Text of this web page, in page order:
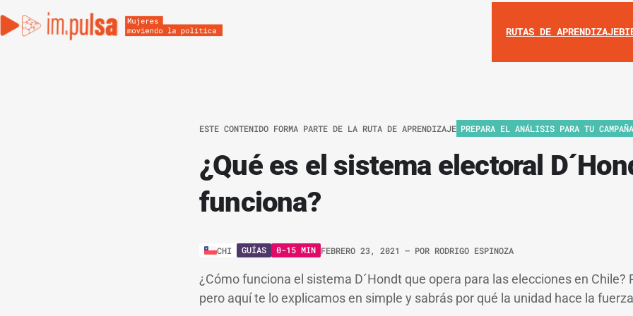
RUTAS DE APRENDIZAJE
ESTE CONTENIDO FORMA PARTE DE LA RUTA DE APRENDIZAJE PREPARA EL ANÁLISIS PARA TU
¿Qué es el sistema electoral
funciona?
CHI GUÍAS 0-15 MIN FEBRERO 23, 2021 – POR RODRIGO ESPINOZA
¿Cómo funciona el sistema D´Hondt que opera para las elecciones en Chile?
pero aquí te lo explicamos en simple y sabrás por qué la unidad hace la